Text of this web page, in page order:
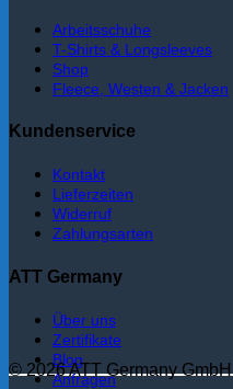
Arbeitsschuhe
T-Shirts & Longsleeves
Shop
Fleece, Westen & Jacken
Kundenservice
Kontakt
Lieferzeiten
Widerruf
Zahlungsarten
ATT Germany
Über uns
Zertifikate
Blog
Anfragen
© 2026 ATT Germany GmbH